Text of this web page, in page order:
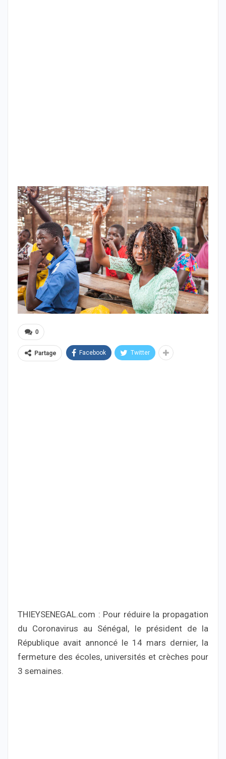
0
Partage Facebook Twitter
THIEYSENEGAL.com : Pour réduire la propagation
du Coronavirus au Sénégal, le président de la
République avait annoncé le 14 mars dernier, la
fermeture des écoles, universités et crèches pour
3 semaines.